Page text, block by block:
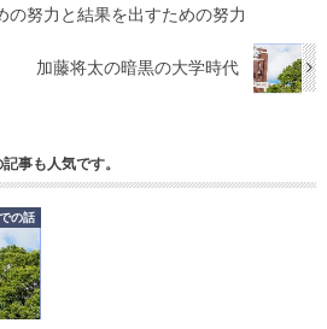
の努力と結果を出すための努力
加藤将太の暗黒の大学時代
事も人気です。
の話